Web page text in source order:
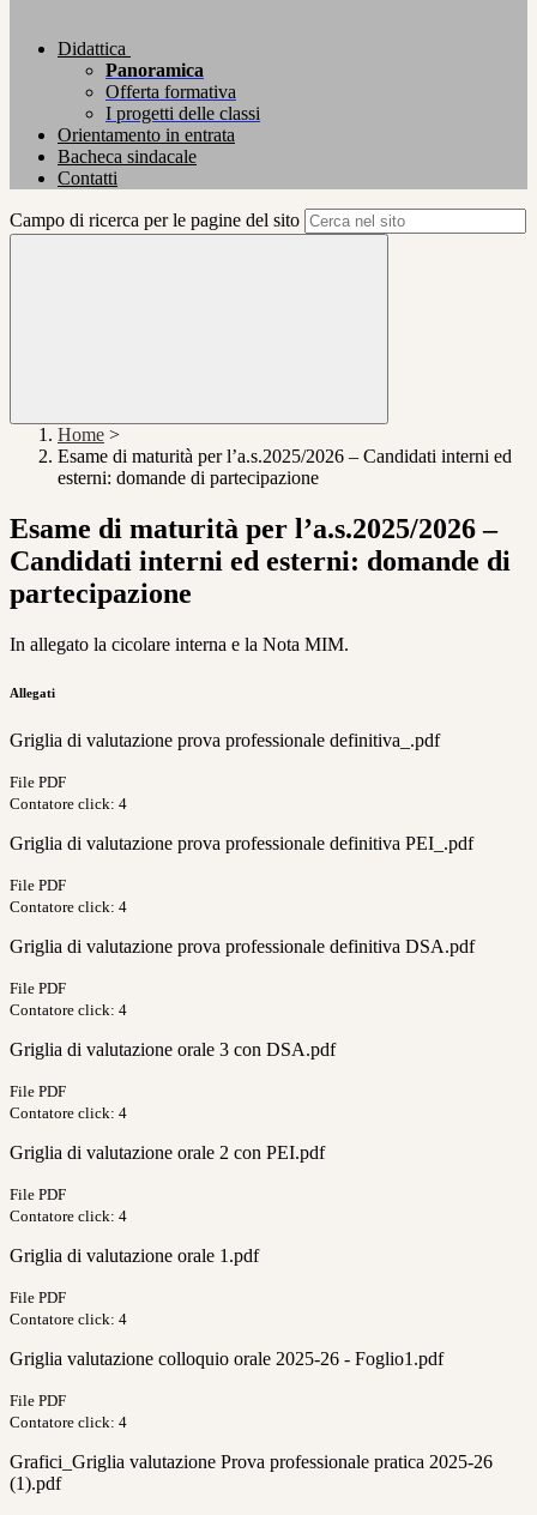
Didattica
Panoramica
Offerta formativa
I progetti delle classi
Orientamento in entrata
Bacheca sindacale
Contatti
Campo di ricerca per le pagine del sito
Home >
Esame di maturità per l’a.s.2025/2026 – Candidati interni ed
esterni: domande di partecipazione
Esame di maturità per l’a.s.2025/2026 –
Candidati interni ed esterni: domande di
partecipazione
In allegato la cicolare interna e la Nota MIM.
Allegati
Griglia di valutazione prova professionale definitiva_.pdf
File PDF
Contatore click: 4
Griglia di valutazione prova professionale definitiva PEI_.pdf
File PDF
Contatore click: 4
Griglia di valutazione prova professionale definitiva DSA.pdf
File PDF
Contatore click: 4
Griglia di valutazione orale 3 con DSA.pdf
File PDF
Contatore click: 4
Griglia di valutazione orale 2 con PEI.pdf
File PDF
Contatore click: 4
Griglia di valutazione orale 1.pdf
File PDF
Contatore click: 4
Griglia valutazione colloquio orale 2025-26 - Foglio1.pdf
File PDF
Contatore click: 4
Grafici_Griglia valutazione Prova professionale pratica 2025-26
(1).pdf